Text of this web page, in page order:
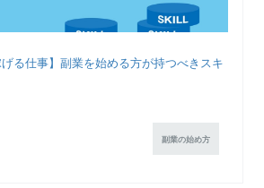
げる仕事】副業を始める方が持つべきスキ
副業の始め方